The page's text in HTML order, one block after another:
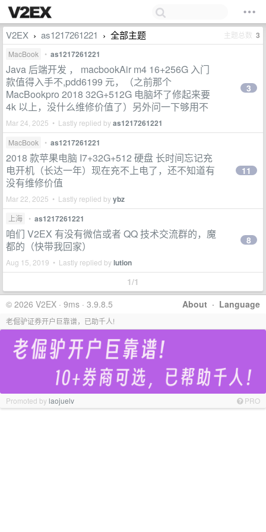
V2EX › as1217261221 › 全部主题 主题总数 3
MacBook • as1217261221
Java 后端开发 ， macbookAir m4 16+256G 入门
款值得入手不,pdd6199 元，（之前那个
MacBookpro 2018 32G+512G 电脑坏了修起来要
4k 以上，没什么维修价值了）另外问一下够用不
Mar 24, 2025 • Lastly replied byas1217261221
3
MacBook • as1217261221
2018 款苹果电脑 I7+32G+512 硬盘 长时间忘记充
电开机（长达一年）现在充不上电了，还不知道有
没有维修价值
Mar 22, 2025 • Lastly replied byybz
11
上海 • as1217261221
咱们 V2EX 有没有微信或者 QQ 技术交流群的，魔
都的（快带我回家）
Aug 15, 2019 • Lastly replied bylution
8
1/1
About · Language
© 2026 V2EX · 9ms · 3.9.8.5
老倔驴证券开户巨靠谱，已助千人!
Promoted bylaojuelv PRO